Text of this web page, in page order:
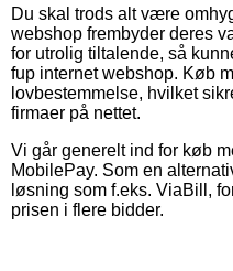
Du skal trods alt være
webshop frembyder deres
for utrolig tiltalende, så
fup internet webshop. Køb
lovbestemmelse, hvilket
firmaer på nettet.
Vi går generelt ind for køb
MobilePay. Som en
løsning som f.eks. ViaBill,
prisen i flere bidder.